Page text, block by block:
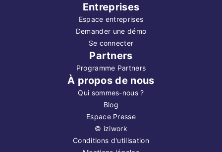
Entreprises
Espace entreprises
Demander une démo
Se connecter
Partners
Programme Partners
À propos de nous
Qui sommes-nous ?
Blog
Espace Presse
© iziwork
Conditions d'utilisation